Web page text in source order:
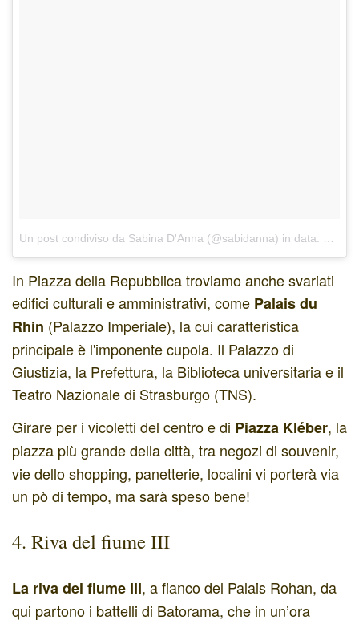
Un post condiviso da Sabina D'Anna (@sabidanna) in data:
In Piazza della Repubblica troviamo anche svariati
edifici culturali e amministrativi, come Palais du
Rhin (Palazzo Imperiale), la cui caratteristica
principale è l'imponente cupola. Il Palazzo di
Giustizia, la Prefettura, la Biblioteca universitaria e il
Teatro Nazionale di Strasburgo (TNS).
Girare per i vicoletti del centro e di Piazza Kléber, la
piazza più grande della città, tra negozi di souvenir,
vie dello shopping, panetterie, localini vi porterà via
un pò di tempo, ma sarà speso bene!
4. Riva del fiume III
La riva del fiume III, a fianco del Palais Rohan, da
qui partono i battelli di Batorama, che in un’ora